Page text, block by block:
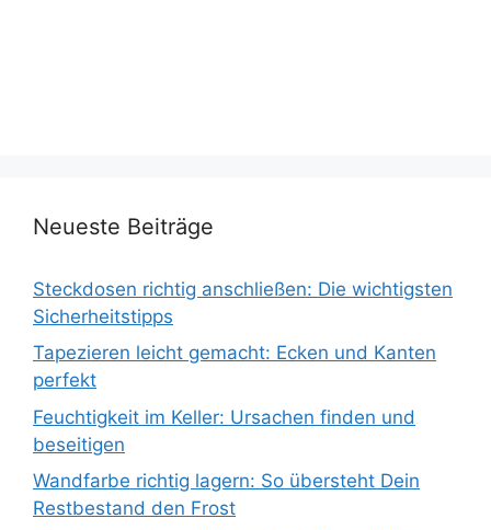
Neueste Beiträge
Steckdosen richtig anschließen: Die wichtigsten
Sicherheitstipps
Tapezieren leicht gemacht: Ecken und Kanten
perfekt
Feuchtigkeit im Keller: Ursachen finden und
beseitigen
Wandfarbe richtig lagern: So übersteht Dein
Restbestand den Frost